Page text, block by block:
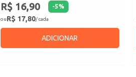
R$ 16,90 -5%
ouR$ 17,80/ cada
ADICIONAR